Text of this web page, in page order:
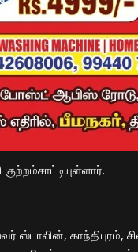
ஸ்டாலின், காந்திபுரம்,